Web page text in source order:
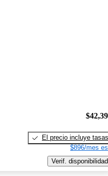
El precio incluye tasas
$896/mes
Verif. disponibilidad